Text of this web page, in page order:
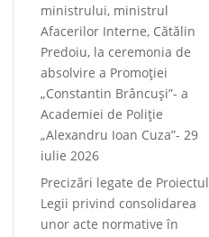
ministrului, ministrul
Afacerilor Interne, Cătălin
Predoiu, la ceremonia de
absolvire a Promoției
„Constantin Brâncuși”- a
Academiei de Poliție
„Alexandru Ioan Cuza”- 29
iulie 2026
Precizări legate de Proiectul
Legii privind consolidarea
unor acte normative în